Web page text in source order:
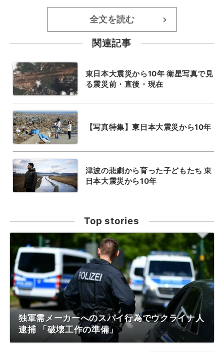
全文を読む >
関連記事
東日本大震災から10年 衛星写真で見
る震災前・直後・現在
【写真特集】東日本大震災から10年
津波の悲劇から育った子どもたち 東
日本大震災から10年
Top stories
独軍需メーカーへのスパイ行為でウクライナ人
逮捕 「破壊工作の準備」